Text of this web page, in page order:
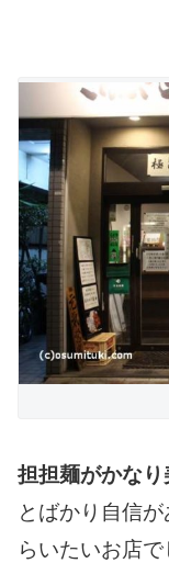
担担麺がかな
とばかり自信
らいたいお店で